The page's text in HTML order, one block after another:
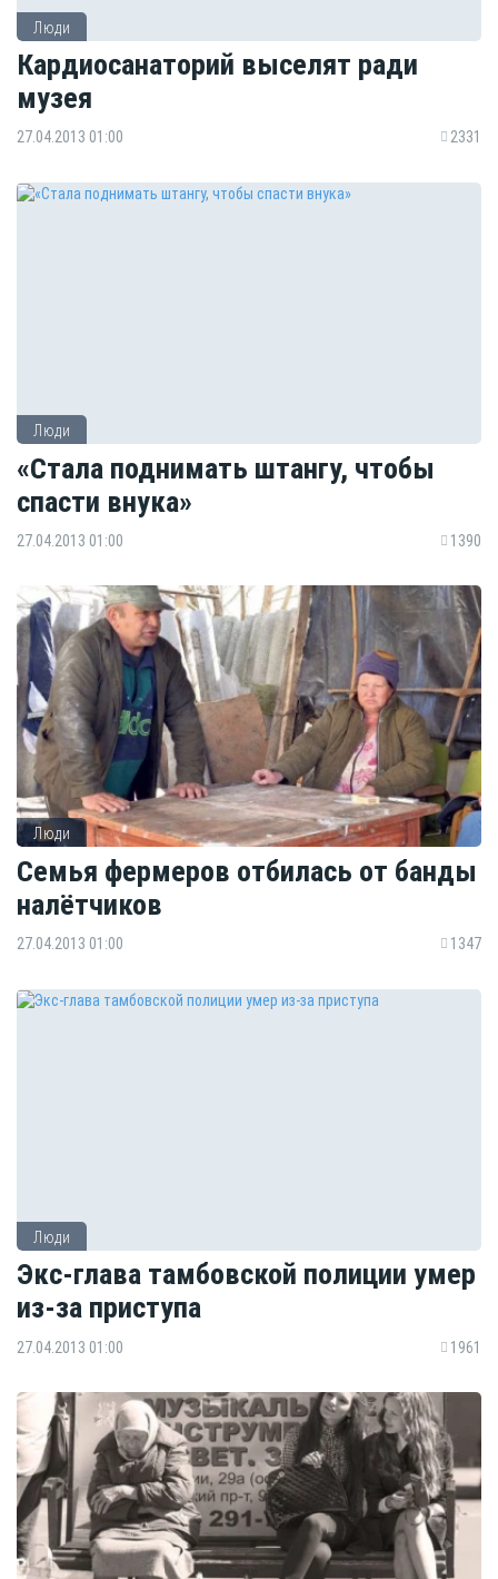
Люди
Кардиосанаторий выселят ради
музея
27.04.2013 01:00 2331
Люди
«Стала поднимать штангу, чтобы
спасти внука»
27.04.2013 01:00 1390
Люди
Семья фермеров отбилась от банды
налётчиков
27.04.2013 01:00 1347
Люди
Экс-глава тамбовской полиции умер
из-за приступа
27.04.2013 01:00 1961